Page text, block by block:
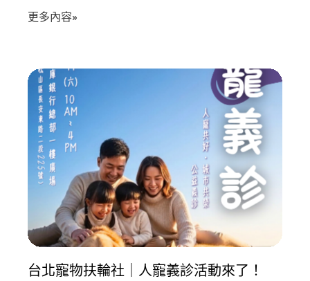
更多內容»
台北寵物扶輪社｜人寵義診活動來了！